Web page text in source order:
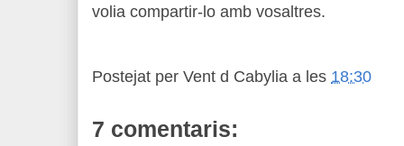
volia compartir-lo amb vosaltres.
Postejat per Vent d Cabylia a les 18:30
7 comentaris: